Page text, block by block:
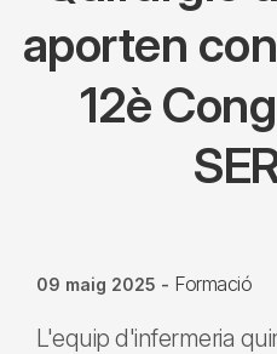
aporten
12è
09 maig 2025 - Formació
L'equip d'infermeria